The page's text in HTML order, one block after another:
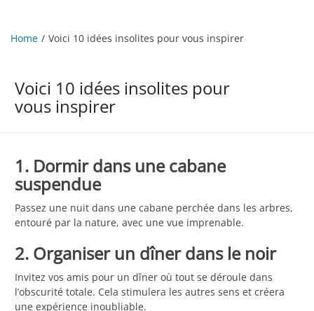
Home Voici 10 idées insolites pour vous inspirer
Voici 10 idées insolites pour
vous inspirer
1. Dormir dans une cabane
suspendue
Passez une nuit dans une cabane perchée dans les arbres,
entouré par la nature, avec une vue imprenable.
2. Organiser un dîner dans le noir
Invitez vos amis pour un dîner où tout se déroule dans
l’obscurité totale. Cela stimulera les autres sens et créera
une expérience inoubliable.